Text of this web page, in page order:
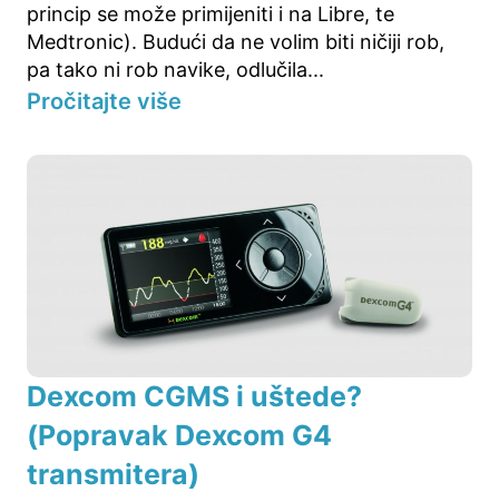
princip se može primijeniti i na Libre, te
Medtronic). Budući da ne volim biti ničiji rob,
pa tako ni rob navike, odlučila...
Pročitajte više
Dexcom CGMS i uštede?
(Popravak Dexcom G4
transmitera)